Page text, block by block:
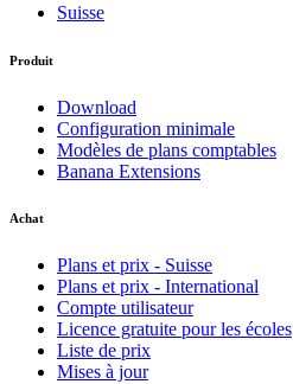
Suisse
Produit
Download
Configuration minimale
Modèles de plans comptables
Banana Extensions
Achat
Plans et prix - Suisse
Plans et prix - International
Compte utilisateur
Licence gratuite pour les écoles
Liste de prix
Mises à jour